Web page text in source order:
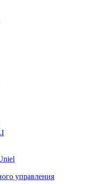
управления